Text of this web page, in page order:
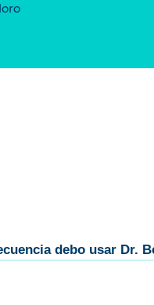
debo usar Dr.